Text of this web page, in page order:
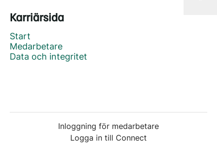
Karriärsida
Start
Medarbetare
Data och integritet
Inloggning för medarbetare
Logga in till Connect